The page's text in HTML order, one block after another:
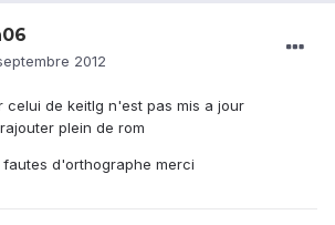
2012
de keitlg n'est pas mis a jour
plein de rom
d'orthographe merci